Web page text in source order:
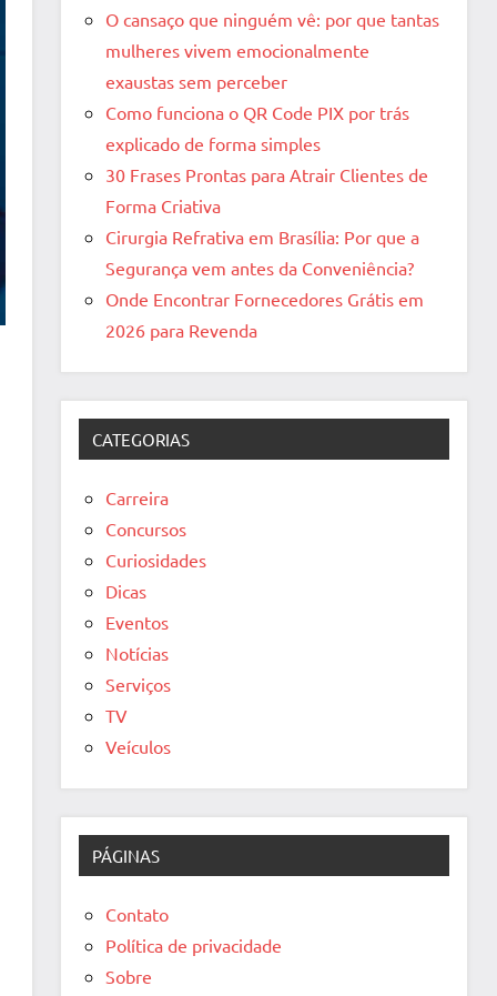
O cansaço que ninguém vê: por que tantas
mulheres vivem emocionalmente
exaustas sem perceber
Como funciona o QR Code PIX por trás
explicado de forma simples
30 Frases Prontas para Atrair Clientes de
Forma Criativa
Cirurgia Refrativa em Brasília: Por que a
Segurança vem antes da Conveniência?
Onde Encontrar Fornecedores Grátis em
2026 para Revenda
CATEGORIAS
Carreira
Concursos
Curiosidades
Dicas
Eventos
Notícias
Serviços
TV
Veículos
PÁGINAS
Contato
Política de privacidade
Sobre